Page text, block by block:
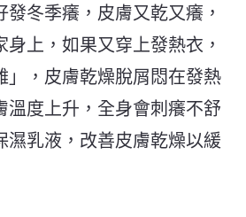
發冬季癢，皮膚又乾又癢，
身上，如果又穿上發熱衣，
」，皮膚乾燥脫屑悶在發熱
溫度上升，全身會刺癢不舒
濕乳液，改善皮膚乾燥以緩